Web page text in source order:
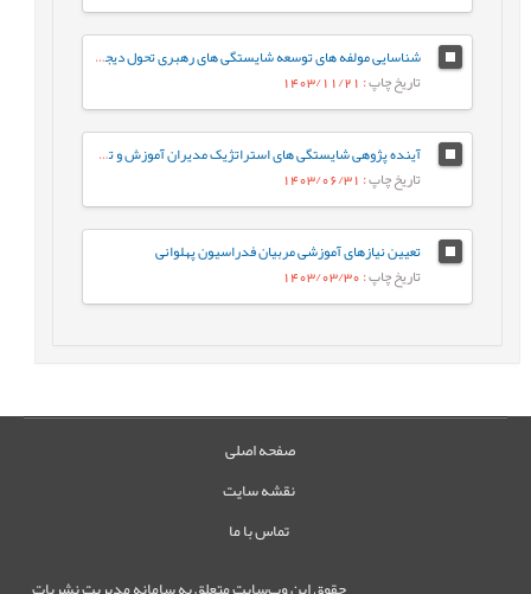
شناسایی مولفه های توسعه شایستگی های رهبری تحول دیجیتال در نظام بانکی کشور
تاریخ چاپ: 1403/11/21
آینده پژوهی شایستگی های استراتژیک مدیران آموزش و توسعه منابع انسانی (مورد مطالعه سازمان تأمین اجتماعی)
تاریخ چاپ: 1403/06/31
تعیین نیازهای آموزشی مربیان فدراسیون پهلوانی
تاریخ چاپ: 1403/03/30
صفحه اصلی
نقشه سایت
تماس با ما